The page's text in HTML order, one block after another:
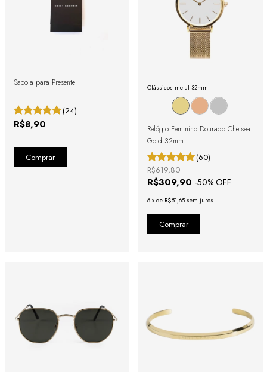
Sacola para Presente
(24)
R$8,90
Clássicos metal 32mm:
Relógio Feminino Dourado Chelsea
Gold 32mm
(60)
R$309,90 -50% OFF
R$619,80
6 x de R$51,65 sem juros